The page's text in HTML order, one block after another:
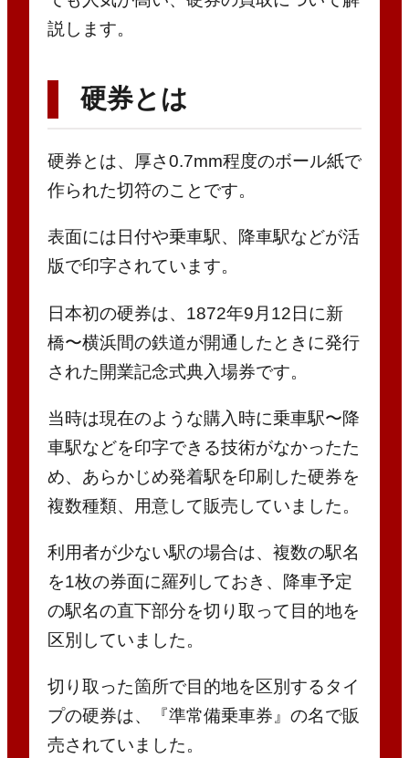
説します。
硬券とは
硬券とは、厚さ0.7mm程度のボール紙で
作られた切符のことです。
表面には日付や乗車駅、降車駅などが活
版で印字されています。
日本初の硬券は、1872年9月12日に新
橋〜横浜間の鉄道が開通したときに発行
された開業記念式典入場券です。
当時は現在のような購入時に乗車駅〜降
車駅などを印字できる技術がなかったた
め、あらかじめ発着駅を印刷した硬券を
複数種類、用意して販売していました。
利用者が少ない駅の場合は、複数の駅名
を1枚の券面に羅列しておき、降車予定
の駅名の直下部分を切り取って目的地を
区別していました。
切り取った箇所で目的地を区別するタイ
プの硬券は、『準常備乗車券』の名で販
売されていました。